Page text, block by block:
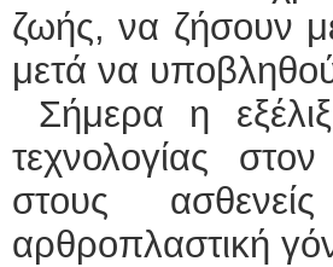
ζωής, να ζήσουν
μετά να
Σήμερα η
τεχνολογίας
στους
αρθροπλαστική